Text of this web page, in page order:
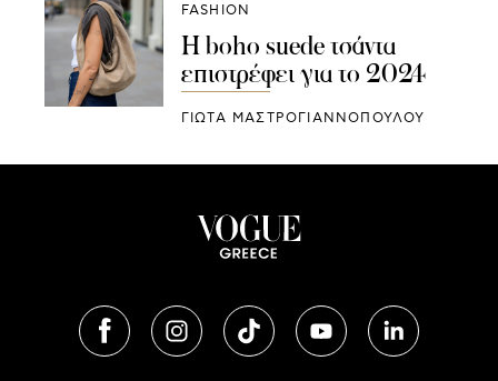
FASHION
Η boho suede τσάντα
επιστρέφει για το 2024
ΓΙΩΤΑ ΜΑΣΤΡΟΓΙΑΝΝΟΠΟΥΛΟΥ